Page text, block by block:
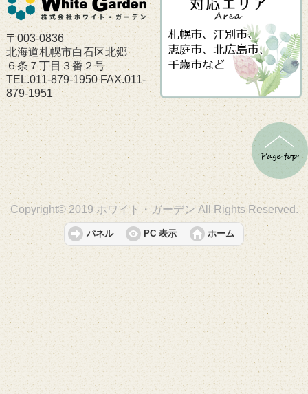
〒003-0836
北海道札幌市白石区北郷
６条７丁目３番２号
TEL.011-879-1950 FAX.011-
879-1951
Copyright© 2019 ホワイト・ガーデン All Rights Reserved.
パネル PC 表示 ホーム